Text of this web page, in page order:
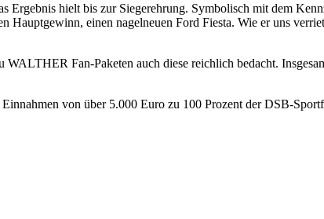
hielt bis zur Siegerehrung. Symbolisch mit dem
einen nagelneuen Ford Fiesta. Wie er uns
Fan-Paketen auch diese reichlich bedacht.
von über 5.000 Euro zu 100 Prozent der DSB-